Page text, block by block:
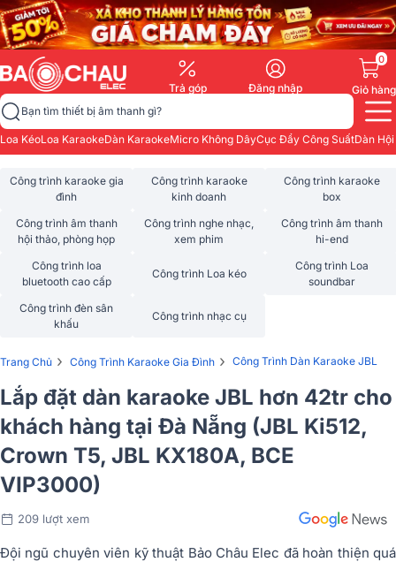
Trả góp Đăng nhập
0
Giỏ hàng
Bạn tìm thiết bị âm thanh gì?
Loa KéoLoa KaraokeDàn KaraokeMicro Không DâyCục Đẩy Công SuấtDàn
Công trình karaoke gia
đình
Công trình karaoke
kinh doanh
Công trình karaoke
box
Công trình âm thanh
hội thảo, phòng họp
Công trình nghe nhạc,
xem phim
Công trình âm thanh
hi-end
Công trình loa
bluetooth cao cấp
Công trình Loa kéo
Công trình Loa
soundbar
Công trình đèn sân
khấu
Công trình nhạc cụ
Trang Chủ › Công Trình Karaoke Gia Đình › Công Trình Dàn Karaoke JBL
Lắp đặt dàn karaoke JBL hơn 42tr cho
khách hàng tại Đà Nẵng (JBL Ki512,
Crown T5, JBL KX180A, BCE
VIP3000)
209 lượt xem
Đội ngũ chuyên viên kỹ thuật Bảo Châu Elec đã hoàn thiện quá